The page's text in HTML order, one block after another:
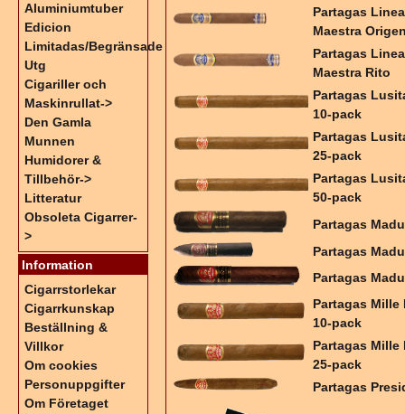
Partagas Linea
Maestra
Partagas Linea
Maestra Rito
Partagas
10-pack
Partagas
25-pack
Partagas
50-pack
Partagas
Partagas
Partagas
Partagas Mille
10-pack
Partagas Mille
25-pack
Partagas
Aluminiumtuber
Edicion
Limitadas/Begränsade
Utg
Cigariller och
Maskinrullat->
Den Gamla
Munnen
Humidorer &
Tillbehör->
Litteratur
Obsoleta Cigarrer-
>
Information
Cigarrstorlekar
Cigarrkunskap
Beställning &
Villkor
Om cookies
Personuppgifter
Om Företaget